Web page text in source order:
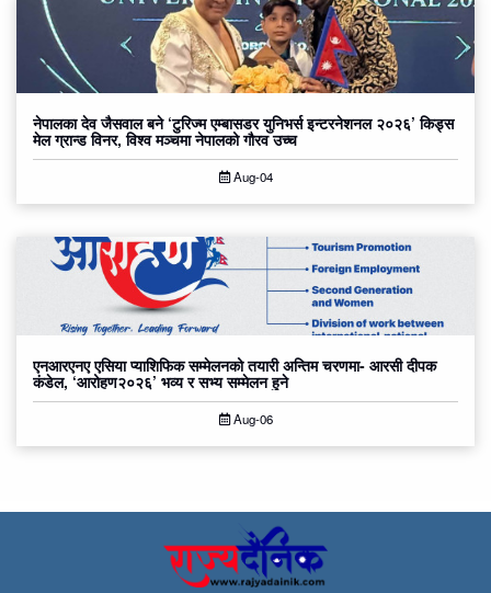
नेपालका देव जैसवाल बने ‘टुरिज्म एम्बासडर युनिभर्स इन्टरनेशनल २०२६’ किड्स
मेल ग्रान्ड विनर, विश्व मञ्चमा नेपालको गौरव उच्च
Aug-04
एनआरएनए एसिया प्याशिफिक सम्मेलनको तयारी अन्तिम चरणमा- आरसी दीपक
कंडेल, ‘आरोहण२०२६’ भव्य र सभ्य सम्मेलन हुने
Aug-06